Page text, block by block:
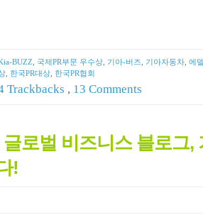
BUZZ 국제PR부문 우수상, 기아-버즈 기아자동차, 에
, 한국PR대상, 한국PR협회
Trackbacks , 13 Comments
로벌 비즈니스 블로그,
!